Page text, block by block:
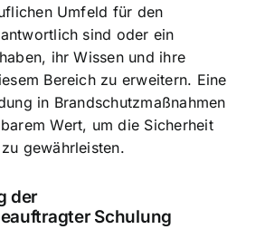
Umfeld für den
sind oder ein
ihr Wissen und ihre
Bereich zu erweitern. Eine
in Brandschutzmaßnahmen
Wert, um die Sicherheit
gewährleisten.
der
Schulung